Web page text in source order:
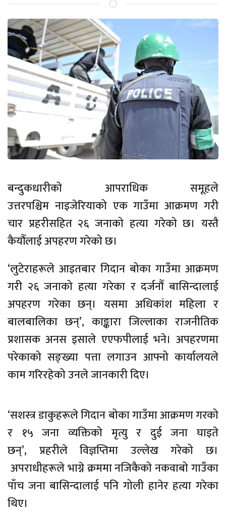
बन्दुकधारीको आपराधिक समूहले
उत्तरपश्चिम नाइजेरियाको एक गाउँमा आक्रमण गरी
चार प्रहरीसहित २६ जनाको हत्या गरेको छ। यस्तै
कैयौँलाई अपहरण गरेको छ।
‘लुटेराहरूले आइतबार गिदान बोका गाउँमा आक्रमण
गरी २६ जनाको हत्या गरेका र दर्जनौँ बासिन्दालाई
अपहरण गरेका छन्। यसमा अधिकांश महिला र
बालबालिका छन्’, काङ्कारा जिल्लाका राजनीतिक
प्रशासक अनस इसाले एएफपीलाई भने। अपहरणमा
परेकाको सङ्ख्या पत्ता लगाउन आफ्नो कार्यालयले
काम गरिरहेको उनले जानकारी दिए।
‘सशस्त्र डाकुहरूले गिदान बोका गाउँमा आक्रमण गरको
र १५ जना व्यक्तिको मृत्यु र दुई जना घाइते
छन्’, प्रहरीले विज्ञप्तिमा उल्लेख गरेको छ।
अपराधीहरूले भाग्ने क्रममा नजिकैको नकवाबो गाउँका
पाँच जना बासिन्दालाई पनि गोली हानेर हत्या गरेका
थिए।